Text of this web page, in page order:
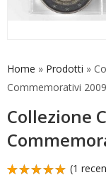
Home » Prodotti »
Commemorativi
Collezione
(1